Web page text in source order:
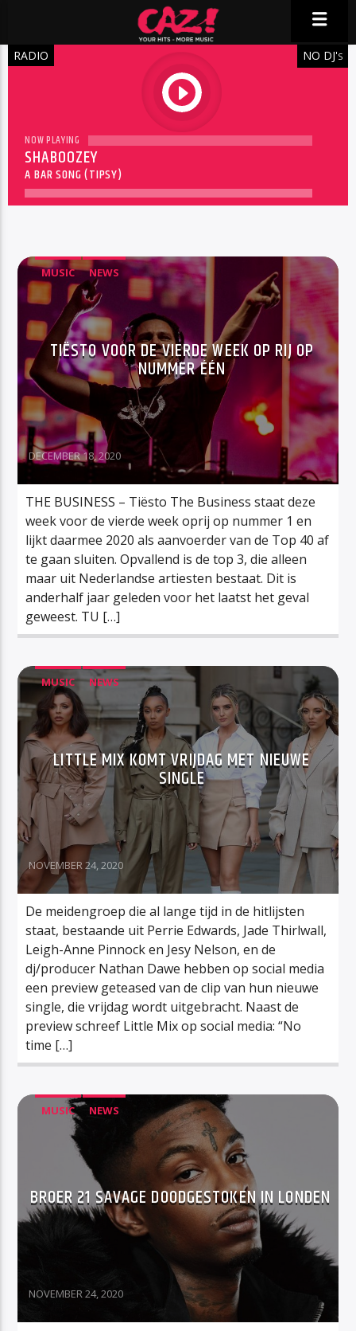
RADIO
play
NO DJ'S
NOW PLAYING
SHABOOZEY
A BAR SONG (TIPSY)
MUSIC NEWS
TIËSTO VOOR DE VIERDE WEEK OP RIJ OP
NUMMER ÉÉN
DECEMBER 18, 2020
THE BUSINESS – Tiësto The Business staat deze
week voor de vierde week oprij op nummer 1 en
lijkt daarmee 2020 als aanvoerder van de Top 40 af
te gaan sluiten. Opvallend is de top 3, die alleen
maar uit Nederlandse artiesten bestaat. Dit is
anderhalf jaar geleden voor het laatst het geval
geweest. TU […]
MUSIC NEWS
LITTLE MIX KOMT VRIJDAG MET NIEUWE
SINGLE
NOVEMBER 24, 2020
De meidengroep die al lange tijd in de hitlijsten
staat, bestaande uit Perrie Edwards, Jade Thirlwall,
Leigh-Anne Pinnock en Jesy Nelson, en de
dj/producer Nathan Dawe hebben op social media
een preview geteased van de clip van hun nieuwe
single, die vrijdag wordt uitgebracht. Naast de
preview schreef Little Mix op social media: “No
time […]
MUSIC NEWS
BROER 21 SAVAGE DOODGESTOKEN IN LONDEN
NOVEMBER 24, 2020